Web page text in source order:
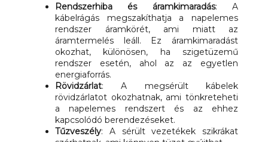
Rendszerhiba és áramkimaradás: A
kábelrágás megszakíthatja a napelemes
rendszer áramkörét, ami miatt az
áramtermelés leáll. Ez áramkimaradást
okozhat, különösen, ha szigetüzemű
rendszer esetén, ahol az az egyetlen
energiaforrás.
Rövidzárlat: A megsérült kábelek
rövidzárlatot okozhatnak, ami tönkreteheti
a napelemes rendszert és az ehhez
kapcsolódó berendezéseket.
Tűzveszély: A sérült vezetékek szikrákat